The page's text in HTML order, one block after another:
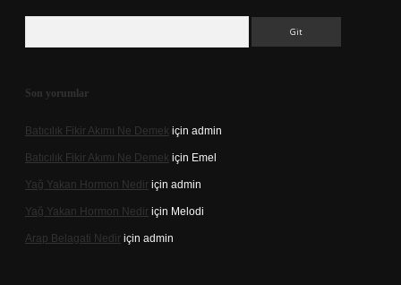
Son yorumlar
Batıcılık Fikir Akımı Ne Demek için admin
Batıcılık Fikir Akımı Ne Demek için Emel
Yağ Yakan Hormon Nedir için admin
Yağ Yakan Hormon Nedir için Melodi
Arap Belagati Nedir için admin